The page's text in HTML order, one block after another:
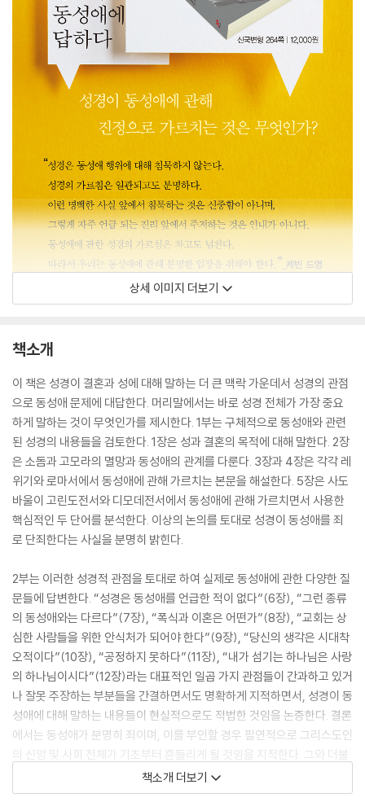
상세 이미지 더보기
책소개
이 책은 성경이 결혼과 성에 대해 말하는 더 큰 맥락 가운데서 성경의 관점
으로 동성애 문제에 대답한다. 머리말에서는 바로 성경 전체가 가장 중요
하게 말하는 것이 무엇인가를 제시한다. 1부는 구체적으로 동성애와 관련
된 성경의 내용들을 검토한다. 1장은 성과 결혼의 목적에 대해 말한다. 2장
은 소돔과 고모라의 멸망과 동성애의 관계를 다룬다. 3장과 4장은 각각 레
위기와 로마서에서 동성애에 관해 가르치는 본문을 해설한다. 5장은 사도
바울이 고린도전서와 디모데전서에서 동성애에 관해 가르치면서 사용한
핵심적인 두 단어를 분석한다. 이상의 논의를 토대로 성경이 동성애를 죄
로 단죄한다는 사실을 분명히 밝힌다.
2부는 이러한 성경적 관점을 토대로 하여 실제로 동성애에 관한 다양한 질
문들에 답변한다. “성경은 동성애를 언급한 적이 없다”(6장), “그런 종류
의 동성애와는 다르다”(7장), “폭식과 이혼은 어떤가”(8장), “교회는 상
심한 사람들을 위한 안식처가 되어야 한다”(9장), “당신의 생각은 시대착
오적이다”(10장), “공정하지 못하다”(11장), “내가 섬기는 하나님은 사랑
의 하나님이시다”(12장)라는 대표적인 일곱 가지 관점들이 간과하고 있거
나 잘못 주장하는 부분들을 간결하면서도 명확하게 지적하면서, 성경이 동
성애에 대해 말하는 내용들이 현실적으로도 적법한 것임을 논증한다. 결론
에서는 동성애가 분명히 죄이며, 이를 부인할 경우 필연적으로 그리스도인
의 신앙 및 사회 전체가 기초부터 흔들리게 될 것임을 지적한다. 그와 더불
어 그리스도인이 동성애라는 문제를 다룰 때는 다른 어떤 것보다 성경이
말하는 구원의 진리에 확고하게 서 있어야 함을 권면한다.
책소개 더보기